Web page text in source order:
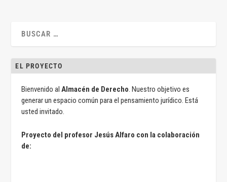
EL PROYECTO
Bienvenido alAlmacén de Derecho. Nuestro objetivo es
generar un espacio común para el pensamiento jurídico. Está
usted invitado.
Proyecto del profesor Jesús Alfaro con la colaboración
de: